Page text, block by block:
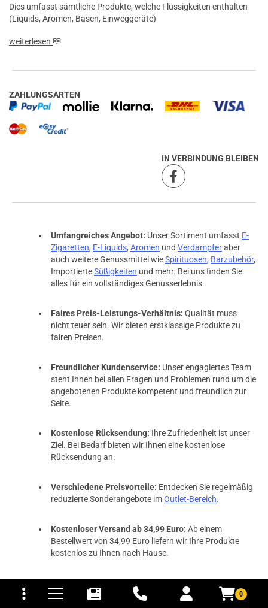
0
und Versandkosten
Dies umfasst sämtliche Produkte, welche Flüssigkeiten enthalten
(Liquids, Aromen, Basen, Einweggeräte)
weiterlesen
ZAHLUNGSARTEN
IN VERBINDUNG BLEIBEN
Umfangreiches Angebot: Unser Sortiment umfasst E-
Zigaretten, E-Liquids, Aromen und Verdampferaber
auch weitere Genussmittel wieSpirituosen, Barzubehör,
ImportierteSüßigkeiten und mehr. Bei uns finden Sie
alles für ein vollständiges Genusserlebnis.
Faires Preis-Leistungs-Verhältnis: Qualität muss
nicht teuer sein. Wir bieten erstklassige Produkte zu
fairen Preisen.
Freundlicher Kundenservice: Unser engagiertes Team
steht Ihnen bei allen Fragen und Problemen rund um die
angebotenen Produkte kompetent und freundlich zur
Seite.
Kostenlose Rücksendung: Ihre Zufriedenheit ist unser
Ziel. Bei Bedarf bieten wir Ihnen eine kostenlose
Rücksendung an.
Verschiedene Preisvorteile: Entdecken Sie regelmäßig
reduzierte Sonderangebote imOutlet-Bereich.
Kostenloser Versand ab 34,99 Euro: Ab einem
Bestellwert von 34,99 Euro liefern wir Ihre Produkte
kostenlos zu Ihnen nach Hause.